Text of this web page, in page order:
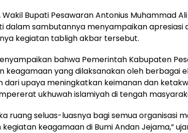
Bupati Pesawaran Antonius Muhammad
dalam sambutannya menyampaikan apresiasi
kegiatan tabligh akbar tersebut.
bahwa Pemerintah Kabupaten
keagamaan yang dilaksanakan oleh berbagai
dari upaya meningkatkan keimanan dan
ukhuwah islamiyah di tengah
ruang seluas-luasnya bagi semua organisasi
keagamaan di Bumi Andan Jejama,”